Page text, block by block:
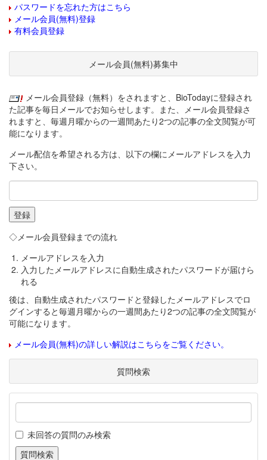
パスワードを忘れた方はこちら
メール会員(無料)登録
有料会員登録
メール会員(無料)募集中
メール会員登録（無料）をされますと、BioTodayに登録され
た記事を毎日メールでお知らせします。また、メール会員登録さ
れますと、毎週月曜からの一週間あたり2つの記事の全文閲覧が可
能になります。
メール配信を希望される方は、以下の欄にメールアドレスを入力
下さい。
◇メール会員登録までの流れ
メールアドレスを入力
入力したメールアドレスに自動生成されたパスワードが届けら
れる
後は、自動生成されたパスワードと登録したメールアドレスでロ
グインすると毎週月曜からの一週間あたり2つの記事の全文閲覧が
可能になります。
メール会員(無料)の詳しい解説はこちらをご覧ください。
質問検索
未回答の質問のみ検索